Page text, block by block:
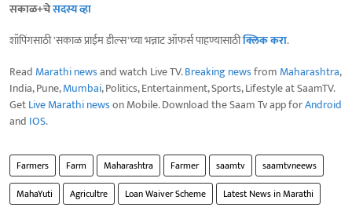
सकाळ+चेसदस्य व्हा
शॉपिंगसाठी 'सकाळ प्राईम डील्स'च्या भन्नाट ऑफर्स पाहण्यासाठीक्लिक करा.
Read Marathi newsand watch Live TV.Breaking newsfrom Maharashtra,
India, Pune,Mumbai, Politics, Entertainment, Sports, Lifestyle at SaamTV.
GetLive Marathi newson Mobile. Download the Saam Tv app forAndroid
and IOS.
Farmers Farm Maharashtra Farmer saamtv
saamtvneews
MahaYuti
Agricultre Loan Waiver Scheme Latest News in Marathi